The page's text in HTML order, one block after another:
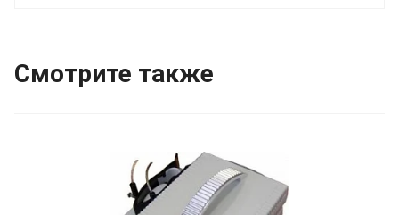
Смотрите также